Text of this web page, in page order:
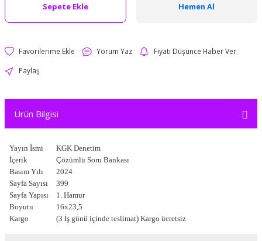
Sepete Ekle Hemen Al
Yorum Yaz Fiyatı Düşünce Haber Ver
Paylaş
Ürün Bilgisi
Yayın İsmi
KGK Denetim
İçerik
Çözümlü Soru Bankası
Basım Yılı
2024
Sayfa Sayısı
399
Sayfa Yapısı
1. Hamur
Boyutu
16x23,5
Kargo
(3 İş günü içinde teslimat) Kargo ücretsiz